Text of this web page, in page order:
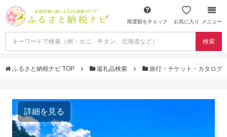
限度額をチェック お気に入り メニュー
検索
ふるさと納税ナビ TOP 返礼品検索 旅行・チケット・カタログ
詳細を見る